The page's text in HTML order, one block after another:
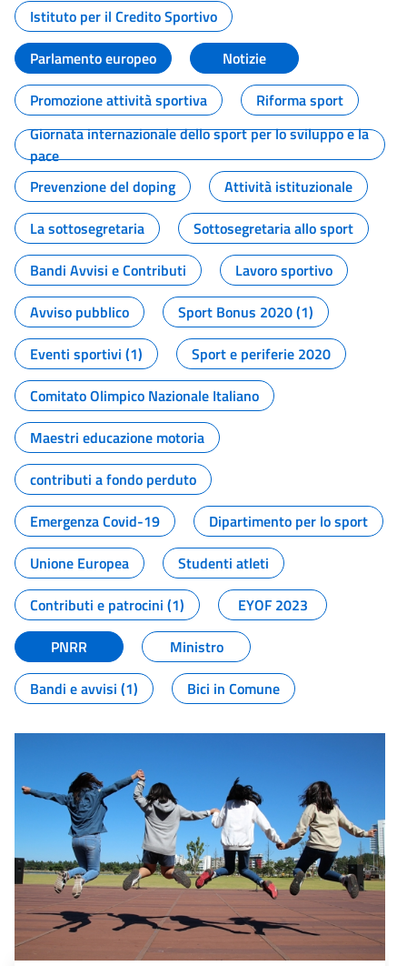
Istituto per il Credito Sportivo
Parlamento europeo
Notizie
Promozione attività sportiva
Riforma sport
Giornata internazionale dello sport per lo sviluppo e la
pace
Prevenzione del doping
Attività istituzionale
La sottosegretaria
Sottosegretaria allo sport
Bandi Avvisi e Contributi
Lavoro sportivo
Avviso pubblico
Sport Bonus 2020 (1)
Eventi sportivi (1)
Sport e periferie 2020
Comitato Olimpico Nazionale Italiano
Maestri educazione motoria
contributi a fondo perduto
Emergenza Covid-19
Dipartimento per lo sport
Unione Europea
Studenti atleti
Contributi e patrocini (1)
EYOF 2023
PNRR
Ministro
Bandi e avvisi (1)
Bici in Comune